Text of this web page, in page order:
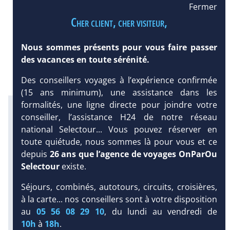
DEMANDE
DEVIS /
RÉSERVATION
Infos météo :
27 °C
7 mm
24 °C
Infos plages :
Dist. Distance :
< 100 m
Long.
Longueur:
353
Tx :54 % Tx :73 %
Infos golfs :
Distance depuis l'hôtel : 8 km
Fermer
Cher client, cher visiteur,
Nous sommes présents pour vous faire passer
des vacances en toute sérénité.
Des conseillers voyages à l’expérience confirmée
(15 ans minimum), une assistance dans les
formalités, une ligne directe pour joindre votre
conseiller, l’assistance H24 de notre réseau
national Selectour... Vous pouvez réserver en
toute quiétude, nous sommes là pour vous et ce
depuis 26 ans que l’agence de voyages OnParOu
Selectour existe.
Séjours, combinés, autotours, circuits, croisières,
à la carte... nos conseillers sont à votre disposition
au 05 56 08 29 10, du lundi au vendredi de
10h à 18h.